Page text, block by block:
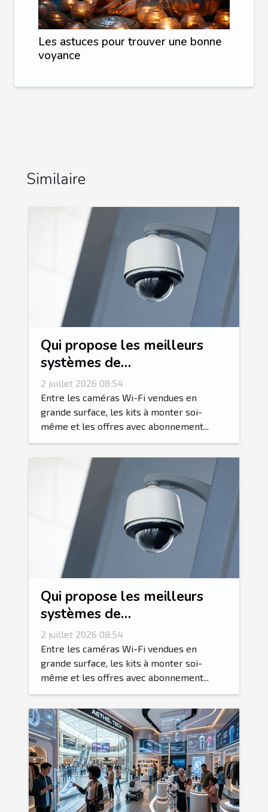
Les astuces pour trouver une bonne
voyance
Similaire
Qui propose les meilleurs
systèmes de
vidéosurveillance dans le Var
?
2 juillet 2026 08:54
Entre les caméras Wi-Fi vendues en
grande surface, les kits à monter soi-
même et les offres avec abonnement...
Qui propose les meilleurs
systèmes de
vidéosurveillance dans le Var
?
2 juillet 2026 08:54
Entre les caméras Wi-Fi vendues en
grande surface, les kits à monter soi-
même et les offres avec abonnement...